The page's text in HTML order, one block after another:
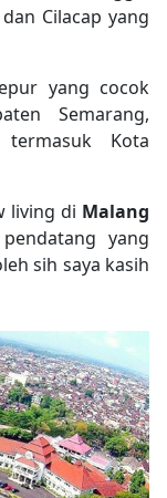
Cilacap yang
yang cocok
Semarang,
Kota
living di Malang
pendatang yang
sih saya kasih